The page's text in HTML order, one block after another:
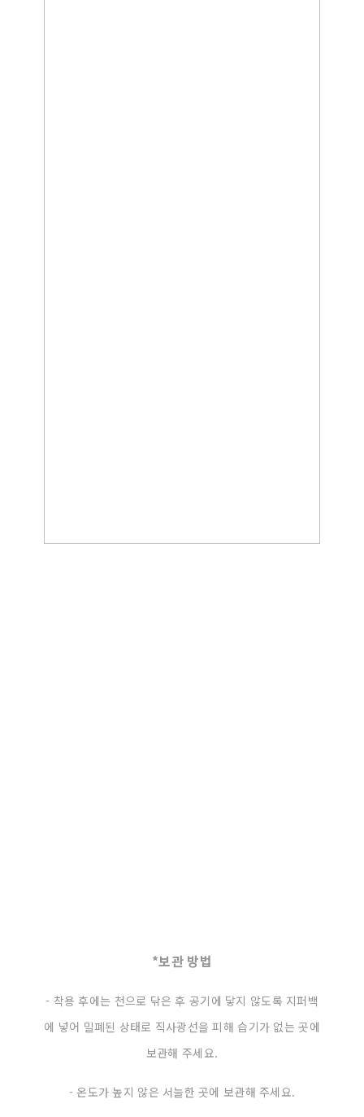
*보관 방법
- 착용 후에는 천으로 닦은 후 공기에 닿지 않도록 지퍼백
에 넣어 밀폐된 상태로 직사광선을 피해 습기가 없는 곳에
보관해 주세요.
- 온도가 높지 않은 서늘한 곳에 보관해 주세요.